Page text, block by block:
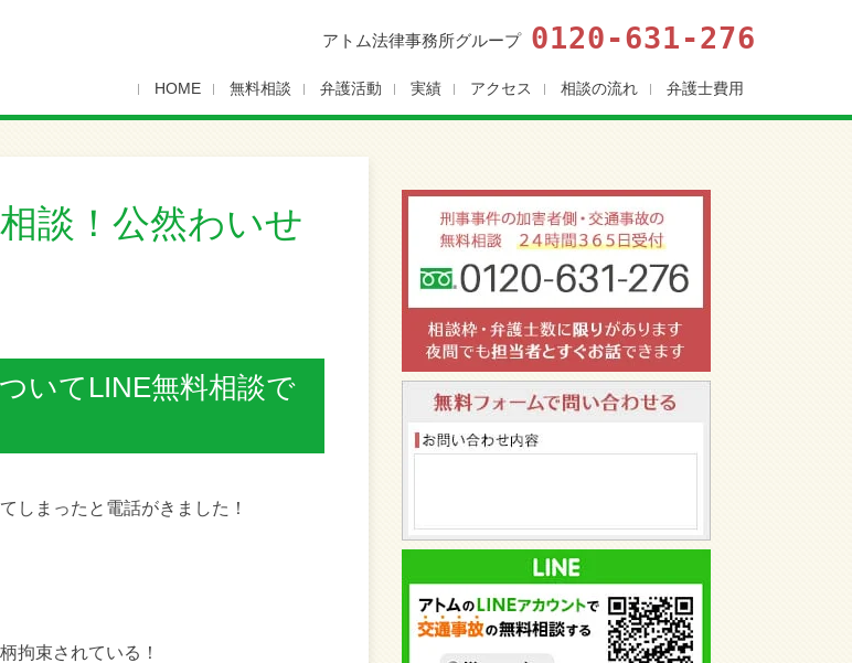
アトム法律事務所グループ 0120-631-276
HOME 無料相談 弁護活動 実績 アクセス 相談の流れ 弁護士費用
談！公然わいせ
いてLINE無料相談で
しまったと電話がきました！
拘束されている！